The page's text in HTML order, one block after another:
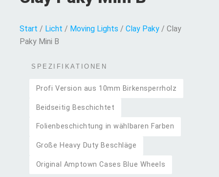
Start / Licht / Moving Lights / Clay Paky / Clay
Paky Mini B
SPEZIFIKATIONEN
Profi Version aus 10mm Birkensperrholz
Beidseitig Beschichtet
Folienbeschichtung in wählbaren Farben
Große Heavy Duty Beschläge
Original Amptown Cases Blue Wheels